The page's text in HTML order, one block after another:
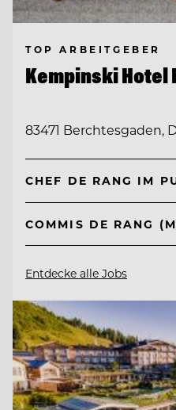
TOP ARBEITGEBER
Kempinski
83471 Berchtesgaden,
CHEF DE RANG IM
COMMIS DE RANG
Entdecke alle Jobs